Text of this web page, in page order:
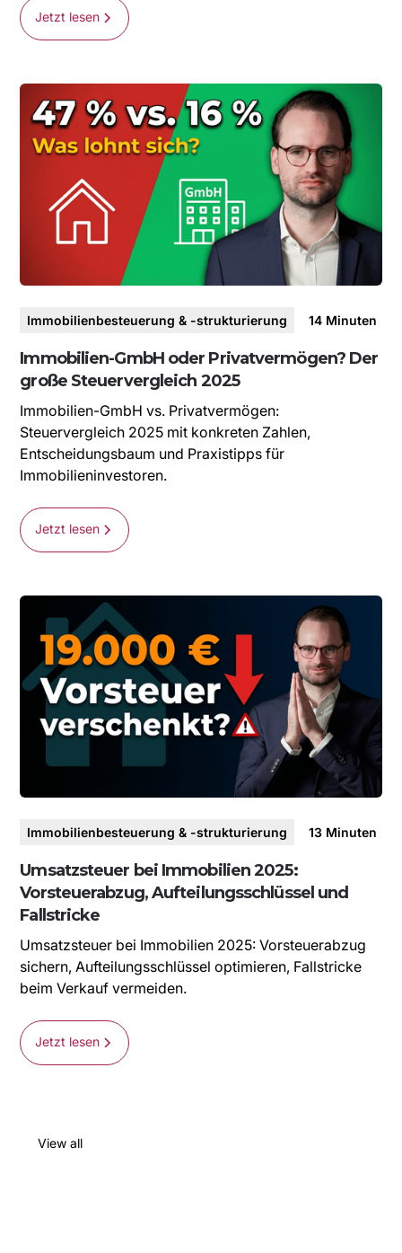
Jetzt lesen
Immobilienbesteuerung & -strukturierung 14 Minuten
Immobilien-GmbH oder Privatvermögen? Der
große Steuervergleich 2025
Immobilien-GmbH vs. Privatvermögen:
Steuervergleich 2025 mit konkreten Zahlen,
Entscheidungsbaum und Praxistipps für
Immobilieninvestoren.
Jetzt lesen
Immobilienbesteuerung & -strukturierung 13 Minuten
Umsatzsteuer bei Immobilien 2025:
Vorsteuerabzug, Aufteilungsschlüssel und
Fallstricke
Umsatzsteuer bei Immobilien 2025: Vorsteuerabzug
sichern, Aufteilungsschlüssel optimieren, Fallstricke
beim Verkauf vermeiden.
Jetzt lesen
View all